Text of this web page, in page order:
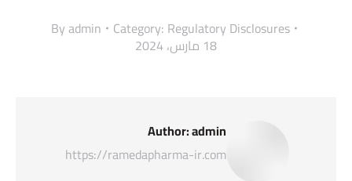
Category: Regulatory Disclosures
Byadmin
18 مارس، 2024
Author:admin
https://ramedapharma-ir.com